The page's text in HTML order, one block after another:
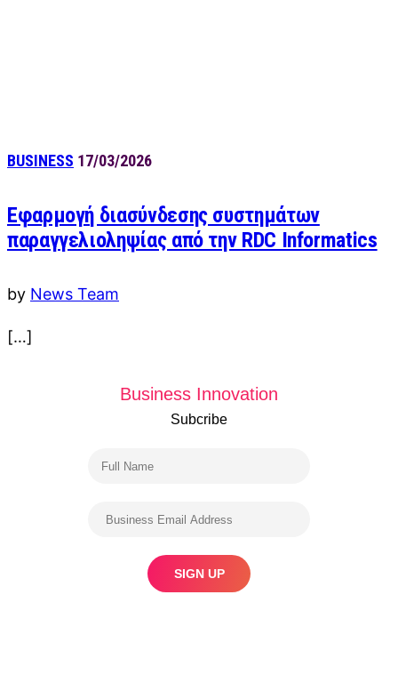
BUSINESS 17/03/2026
Eφαρμογή διασύνδεσης συστημάτων
παραγγελιοληψίας από την RDC Informatics
by News Team
[…]
Business Innovation
Subcribe